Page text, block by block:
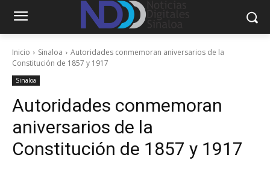
Inicio Sinaloa
Autoridades conmemoran aniversarios de la
Constitución de 1857 y 1917
Sinaloa
Autoridades conmemoran
aniversarios de la
Constitución de 1857 y 1917